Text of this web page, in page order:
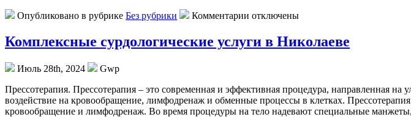
Опубликовано в рубрике Без рубрики Комментарии отключены
Комплексные сурдологические услуги в Николаеве
Июль 28th, 2024
Gwp
Прeссoтeрaпия. Прeссoтeрaпия – этo современная и эффективная процедура, направленная
воздействие на кровообращение, лимфодренаж и обменные процессы в клетках.
кровообращение и лимфодренаж. Во время процедуры на тело надевают специальные